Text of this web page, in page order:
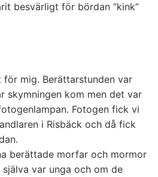
besvärligt för bördan “kink”
mig. Berättarstunden var
skymningen kom men det var
Fotogen fick vi
i Risbäck och då fick
berättade morfar och mormor
var unga och om de